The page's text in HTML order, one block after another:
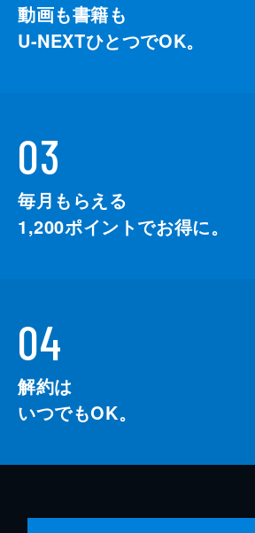
動画も書籍も
U-NEXTひとつでOK。
03
毎月もらえる
1,200ポイントでお得に。
04
解約は
いつでもOK。